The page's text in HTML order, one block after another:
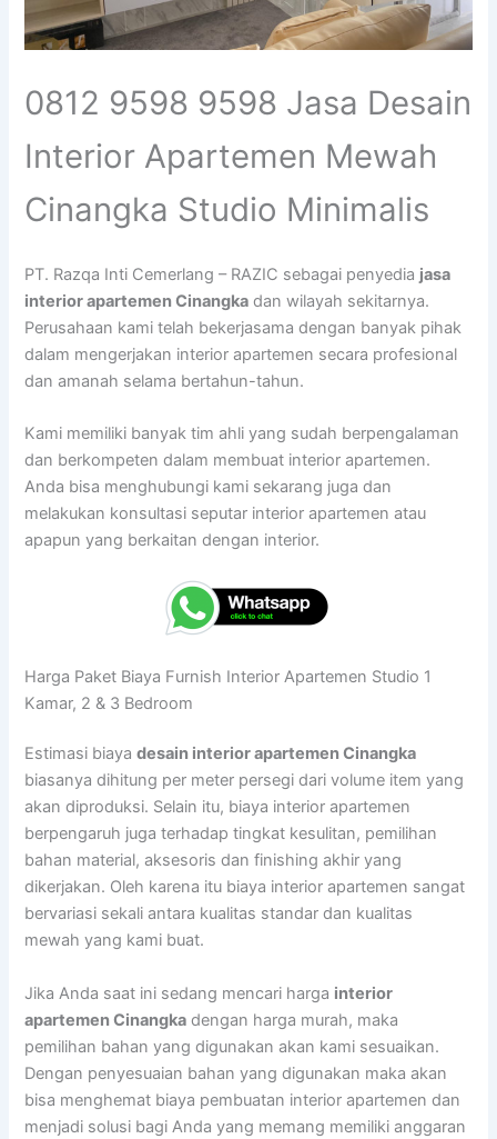
0812 9598 9598 Jasa Desain
Interior Apartemen Mewah
Cinangka Studio Minimalis
PT. Razqa Inti Cemerlang – RAZIC sebagai penyedia jasa
interior apartemen Cinangka dan wilayah sekitarnya.
Perusahaan kami telah bekerjasama dengan banyak pihak
dalam mengerjakan interior apartemen secara profesional
dan amanah selama bertahun-tahun.
Kami memiliki banyak tim ahli yang sudah berpengalaman
dan berkompeten dalam membuat interior apartemen.
Anda bisa menghubungi kami sekarang juga dan
melakukan konsultasi seputar interior apartemen atau
apapun yang berkaitan dengan interior.
Harga Paket Biaya Furnish Interior Apartemen Studio 1
Kamar, 2 & 3 Bedroom
Estimasi biayadesain interior apartemen Cinangka
biasanya dihitung per meter persegi dari volume item yang
akan diproduksi. Selain itu, biaya interior apartemen
berpengaruh juga terhadap tingkat kesulitan, pemilihan
bahan material, aksesoris dan finishing akhir yang
dikerjakan. Oleh karena itu biaya interior apartemen sangat
bervariasi sekali antara kualitas standar dan kualitas
mewah yang kami buat.
Jika Anda saat ini sedang mencari harga interior
apartemen Cinangka dengan harga murah, maka
pemilihan bahan yang digunakan akan kami sesuaikan.
Dengan penyesuaian bahan yang digunakan maka akan
bisa menghemat biaya pembuatan interior apartemen dan
menjadi solusi bagi Anda yang memang memiliki anggaran